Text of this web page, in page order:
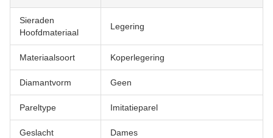
Sieraden
Hoofdmateriaal
Legering
Materiaalsoort Koperlegering
Diamantvorm Geen
Pareltype Imitatieparel
Geslacht Dames